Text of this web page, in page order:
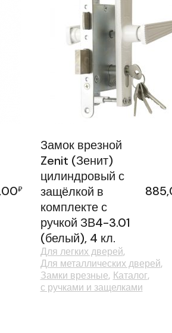
₽
Замок врезной
Zenit (Зенит)
цилиндровый с
защёлкой в
комплекте с
ручкой ЗВ4-3.01
(белый), 4 кл.
Для легких дверей
Для металлических дверей
Замки врезные Каталог
с ручками и защелками